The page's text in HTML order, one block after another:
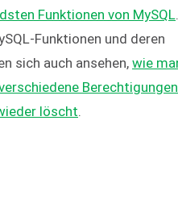
Funktionen von MySQL
Funktionen und deren
sich auch ansehen, wie
löscht.